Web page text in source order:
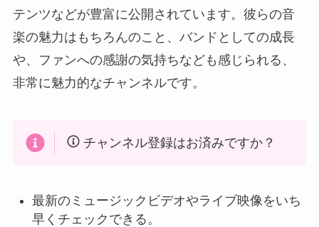
テンツなどが豊富に公開されています。彼らの音
楽の魅力はもちろんのこと、バンドとしての成長
や、ファンへの感謝の気持ちなども感じられる、
非常に魅力的なチャンネルです。
チャンネル登録はお済みですか？
最新のミュージックビデオやライブ映像をいち
早くチェックできる。